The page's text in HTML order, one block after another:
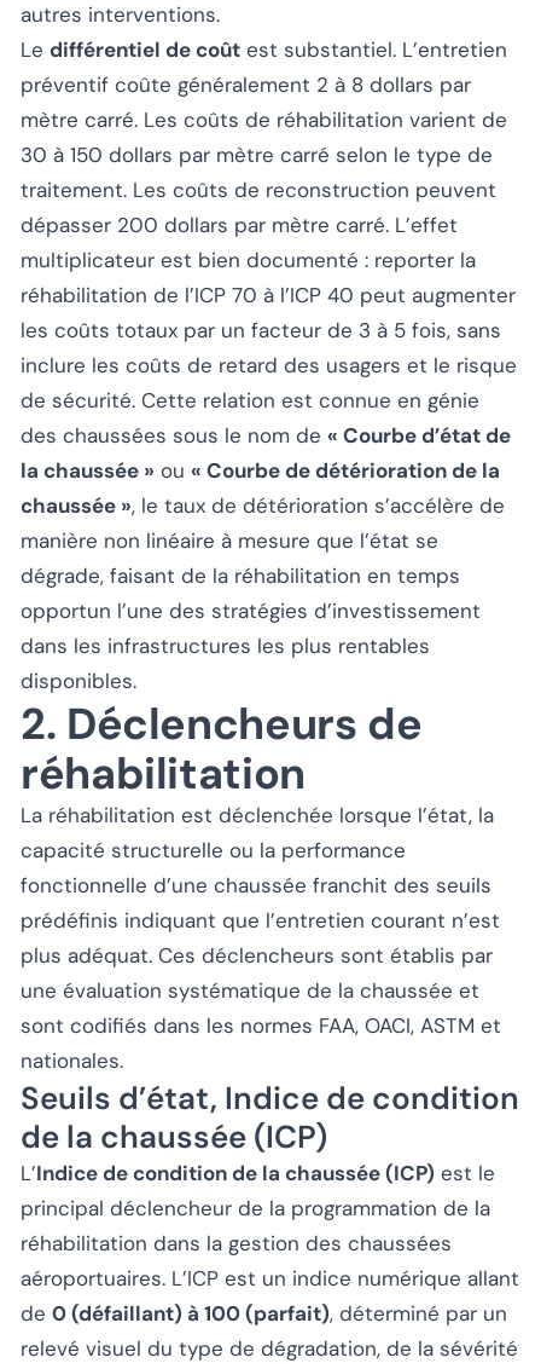
autres interventions.
Le différentiel de coût est substantiel. L’entretien
préventif coûte généralement 2 à 8 dollars par
mètre carré. Les coûts de réhabilitation varient de
30 à 150 dollars par mètre carré selon le type de
traitement. Les coûts de reconstruction peuvent
dépasser 200 dollars par mètre carré. L’effet
multiplicateur est bien documenté : reporter la
réhabilitation de l’ICP 70 à l’ICP 40 peut augmenter
les coûts totaux par un facteur de 3 à 5 fois, sans
inclure les coûts de retard des usagers et le risque
de sécurité. Cette relation est connue en génie
des chaussées sous le nom de « Courbe d’état de
la chaussée » ou « Courbe de détérioration de la
chaussée », le taux de détérioration s’accélère de
manière non linéaire à mesure que l’état se
dégrade, faisant de la réhabilitation en temps
opportun l’une des stratégies d’investissement
dans les infrastructures les plus rentables
disponibles.
2. Déclencheurs de
réhabilitation
La réhabilitation est déclenchée lorsque l’état, la
capacité structurelle ou la performance
fonctionnelle d’une chaussée franchit des seuils
prédéfinis indiquant que l’entretien courant n’est
plus adéquat. Ces déclencheurs sont établis par
une évaluation systématique de la chaussée et
sont codifiés dans les normes FAA, OACI, ASTM et
nationales.
Seuils d’état, Indice de condition
de la chaussée (ICP)
L’Indice de condition de la chaussée (ICP) est le
principal déclencheur de la programmation de la
réhabilitation dans la gestion des chaussées
aéroportuaires. L’ICP est un indice numérique allant
de 0 (défaillant) à 100 (parfait), déterminé par un
relevé visuel du type de dégradation, de la sévérité